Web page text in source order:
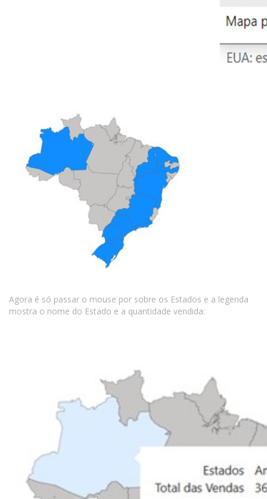
Agora é só passar o mouse por sobre os Estados e a legenda
mostra o nome do Estado e a quantidade vendida: